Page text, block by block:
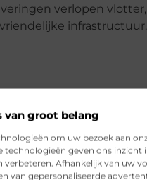
van groot belang
om uw bezoek aan
technologieën geven ons inzicht
verbeteren. Afhankelijk van uw
van gepersonaliseerde
verlopen vlotter,
om samen te
innovatieve
wordt begeleid bij elke
verzekerd van een